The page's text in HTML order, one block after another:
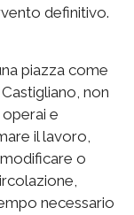
definitivo.
piazza come
non
e
il lavoro,
o
necessario